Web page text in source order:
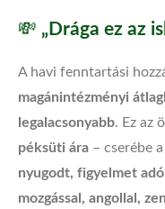
💸 „Drága ez az
A havi fenntartási
magánintézményi
legalacsonyabb. Ez az
péksüti ára – cserébe
nyugodt, figyelmet
mozgással, angollal,